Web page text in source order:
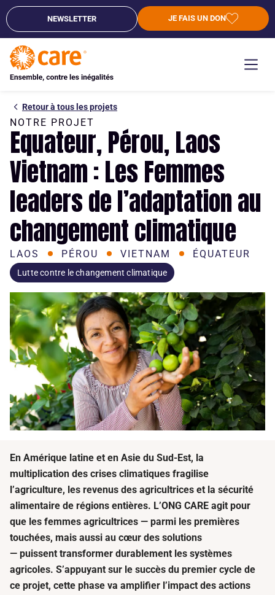
NEWSLETTER JE FAIS UN DON
Retour à tous les projets
NOTRE PROJET
Equateur, Pérou, Laos
Vietnam : Les Femmes
leaders de l’adaptation au
changement climatique
LAOS PÉROU VIETNAM ÉQUATEUR
Lutte contre le changement climatique
En Amérique latine et en Asie du Sud-Est, la
multiplication des crises climatiques fragilise
’agriculture, les revenus des agricultrices et la sécurité
alimentaire de régions entières. L’ONG CARE agit pour
que les femmes agricultrices — parmi les premières
touchées, mais aussi au cœur des solutions
— puissent transformer durablement les systèmes
agricoles. S’appuyant sur le succès du premier cycle de
ce projet, cette phase va amplifier l’impact des actions